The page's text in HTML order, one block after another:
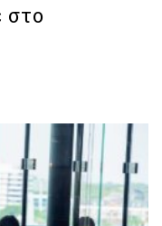
στο